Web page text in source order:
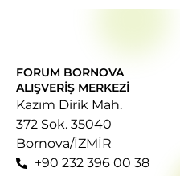
FORUM BORNOVA
ALIŞVERIŞ MERKEZI
Kazım Dirik Mah.
372 Sok. 35040
Bornova/İZMİR
+90 232 396 00 38